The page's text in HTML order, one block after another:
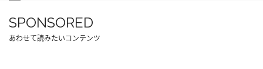
SPONSORED
あわせて読みたいコンテンツ